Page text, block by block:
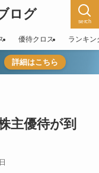
ログ serch
優待クロス ランキン
詳細はこちら
主優待が到